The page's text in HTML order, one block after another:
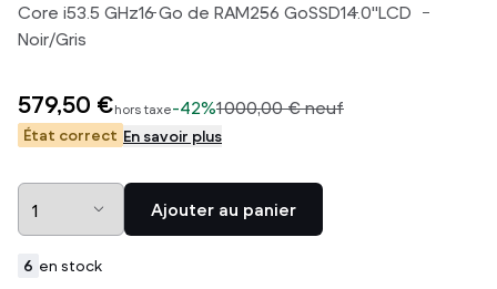
Core i53.5 GHz16Go de RAM256 GoSSD14.0"LCD
Noir/Gris
579,50 €hors taxe-42%1 000,00 € neuf
État correct En savoir plus
Ajouter au panier
6 en stock